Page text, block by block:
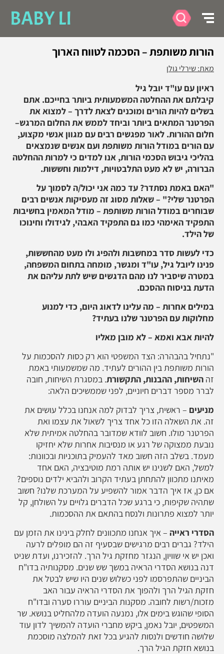
BABY LI
הורות משותפת – הסכמה לטווח הארוך
מאת: שירלי גולן
ראיון עם עו"ד יובל גיל
קיבלתם את ההחלטה המשמעותית ביותר בחייכם. אתם
בשלים להיות הורים ומוכנים לצאת לדרך – למצוא את
הפרטנר המתאים ביותר וביחד לממש את החלום המרגש–
חלום ההורות. לאור מפגשים רבים עם מגוון אנשי מקצוע,
עם הורים במודל הורות משותפת ועם אנשים שנמצאים
בהליכי גיבוש הסכמי הורות, אנו למדים כי למרות ההחלטה
הברורה, יש לא מעט התלבטויות, דילמות וחששות.
"האם באמת נסתדר? עד כמה אני יכול/ה לסמוך על
הפרטנר שלי?" – שאלות מסוג זה מעסיקות אנשים רבים
שבוחרים במודל הורות משותפת – מודל המאמין בחשיבות
התפקיד האימהי כמו גם התפקיד האבהי, לגידולו וחינוכו
של הילד.
כדי לעשות סדר במחשבות ולהפיג ולו מעט מהחששות,
פנינו ליובל גיל, עו"ד ומגשר, מומחה בתחום המשפחה,
במטרה שיסביר לנו מהם הדגשים שיש לתת עליהם את
הדעת בניסוח ההסכם.
במילים אחרות – מה עלינו לדאוג היום, כדי למנוע
מחלוקות עם הפרטנר שלנו בעתיד?
להיות אבא ואמא – לא מובן מאליו
"נתחיל בהבהרה: הצד המשפטי הוא רק כסות להסכמות על
הורות משותפת בין ההורים לעתיד. מה שמשמעותי באמת
זה השיחות, ההבנות, התקשורת. במסגרת השיחות, חובה
לברר מספר דברים חיוניים, לפני שממשיכים הלאה:
מניעים – ראשית, צריך לבדוק למה אנחנו בכלל עושים את
זה. את השאלה הזו כל אחד צריך לשאול את עצמו ואת
הפרטנר מולו. חשוב לוודא שמדובר בהחלטה אמיתית שלא
נובעת ממצוקה של רגע או מנסיבות אחרות שלא יחזיקו
מעמד. בשלב הזה חשוב מאד להעמיק בתוכניות ובכוונות:
למשל, האם לשנינו יש אותה רמת מוטיבציה, האם אחד
מאיתנו מתכוון להתחתן בעתיד הקרוב ולהביא ילדים נוספים?
אם כן, אז איך הדבר אמור להשפיע על המערכת שלנו? חשוב
שתהיה שקיפות, כי ברגע שכל הדברים גלויים על השולחן, קל
יותר למצוא פתרונות ולנסח בהתאם את ההסכמות.
הסדרי ראייה – איך אנחנו מתכוונים לחלק בינינו את הזמן עם
הילד? גברים רבים מרגישים שבסעיף זה הם מופלים לרעה
ואכן יש אי שוויון, הנגזר מחזקת גיל הרך. להזכירנו, ועדת שניט
דנה בנושא הסדרי הראיה במשך שש שנים. מסקנותיה בדו"ח
הביניים שהתפרסמו לפני כשלוש שנים היו שיש לבטל את
חזקת הגיל הרך ולהפוך את הסדרי הראיה עבור האב
מזכות/רשות לחובה. מסקנות הביניים עוררו סערה ובדו"ח
הסופי שהוגש בימים אלו, נמנעה הועדה מלהחליט בנושא. שר
המשפטים, יובל נאמן, ביקש מחברי הועדה להמשיך לדון עוד
שלושה חודשים ולנסות להגיע בכל זאת להמלצה מוסכמת
בנושא חזקת הגיל הרך.